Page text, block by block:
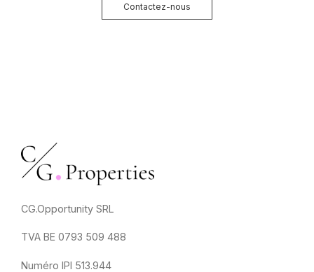
Contactez-nous
CG.Opportunity SRL
TVA BE 0793 509 488
Numéro IPI 513.944